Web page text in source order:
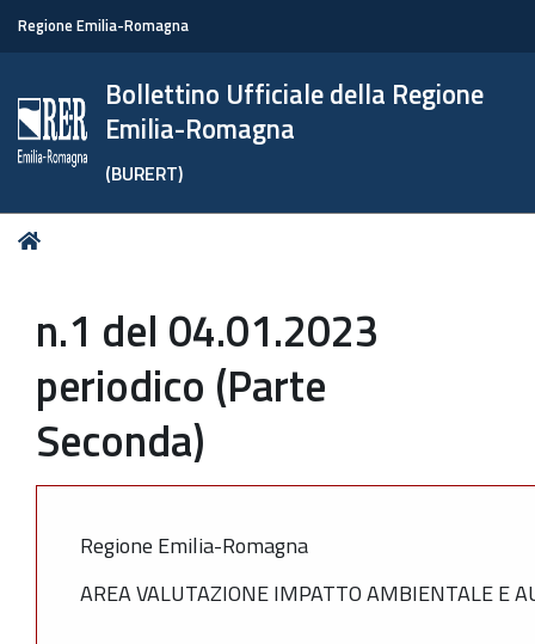
Regione Emilia-Romagna
Bollettino Ufficiale della Regione
Emilia-Romagna
(BURERT)
Tu
n.1 del 04.01.2023
periodico (Parte
Seconda)
Regione Emilia-Romagna
AREA VALUTAZIONE IMPATTO AMBIENTALE E